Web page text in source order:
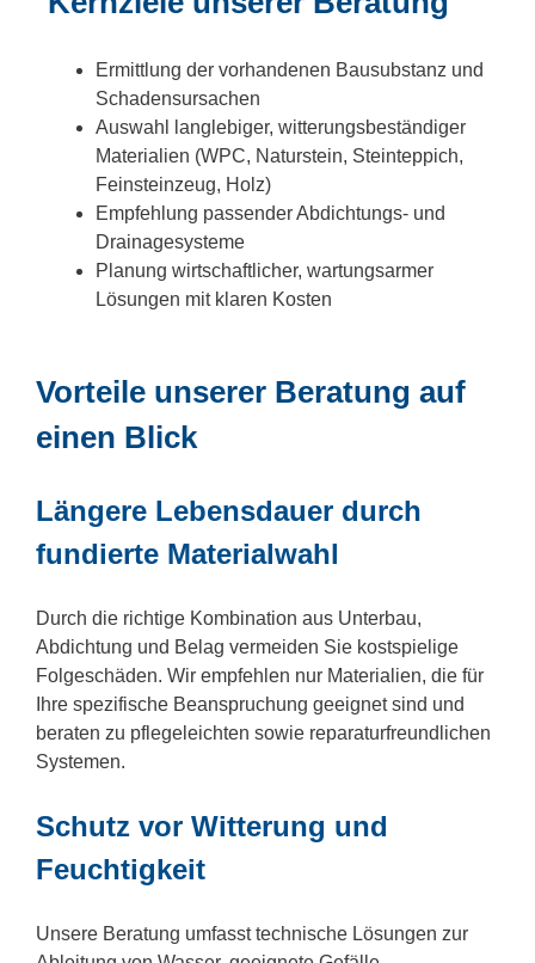
Ermittlung der vorhandenen Bausubstanz und
Schadensursachen
Auswahl langlebiger, witterungsbeständiger
Materialien (WPC, Naturstein, Steinteppich,
Feinsteinzeug, Holz)
Empfehlung passender Abdichtungs- und
Drainagesysteme
Planung wirtschaftlicher, wartungsarmer
Lösungen mit klaren Kosten
Vorteile unserer Beratung auf
einen Blick
Längere Lebensdauer durch
fundierte Materialwahl
Durch die richtige Kombination aus Unterbau,
Abdichtung und Belag vermeiden Sie kostspielige
Folgeschäden. Wir empfehlen nur Materialien, die für
Ihre spezifische Beanspruchung geeignet sind und
beraten zu pflegeleichten sowie reparaturfreundlichen
Systemen.
Schutz vor Witterung und
Feuchtigkeit
Unsere Beratung umfasst technische Lösungen zur